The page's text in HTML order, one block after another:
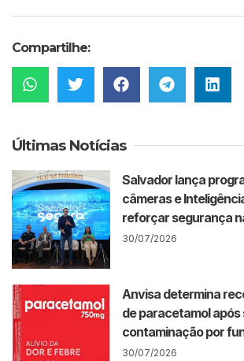
Compartilhe:
Últimas Notícias
Salvador lança
câmeras e
reforçar segurança
30/07/2026
Anvisa determina
de paracetamol após
contaminação por
30/07/2026